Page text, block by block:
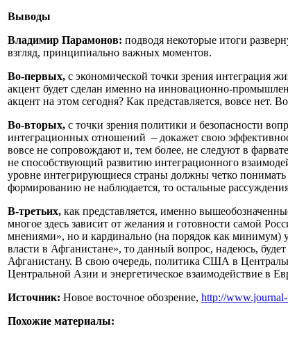
Выводы
Владимир Парамонов: подводя некоторые итоги
взгляд, принципиально важных моментов.
Во-первых, с экономической точки зрения интеграция
акцент будет сделан именно на инновационно-
акцент на этом сегодня? Как представляется, вовсе
Во-вторых, с точки зрения политики и безопасности
интеграционных отношений – докажет свою
вовсе не сопровождают и, тем более, не следуют в
не способствующий развитию интеграционного
уровне интегрирующиеся страны должны четко
формированию не наблюдается, то остальные
В-третьих, как представляется, именно
многое здесь зависит от желания и готовности самой
мнениями», но и кардинально (на порядок как минимум)
власти в Афганистане», то данный вопрос, надеюсь,
Афганистану. В свою очередь, политика США в
Центральной Азии и энергетическое взаимодействие в
Источник: Новое восточное обозрение, http://www.journal-
Похожие материалы: